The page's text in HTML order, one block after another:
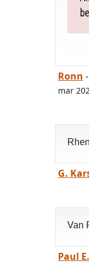
Ronn
mar
G.
Van
Paul